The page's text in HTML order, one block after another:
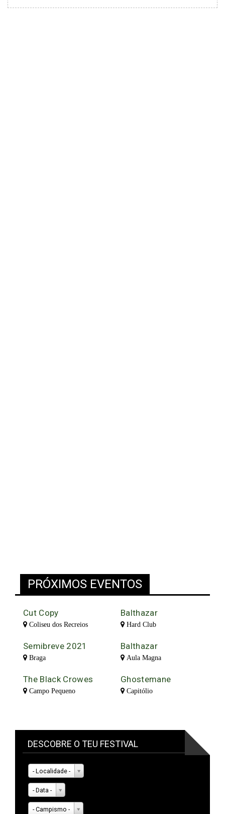
PRÓXIMOS EVENTOS
Cut Copy
Coliseu dos Recreios
Balthazar
Hard Club
Semibreve 2021
Braga
Balthazar
Aula Magna
The Black Crowes
Campo Pequeno
Ghostemane
Capitólio
DESCOBRE O TEU FESTIVAL
- Localidade -
- Data -
- Campismo -